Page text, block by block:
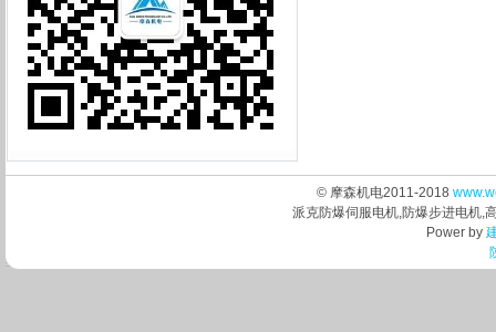
© 摩森机电2011-2018
派克防爆伺服电机,防爆步进电机,
Power by